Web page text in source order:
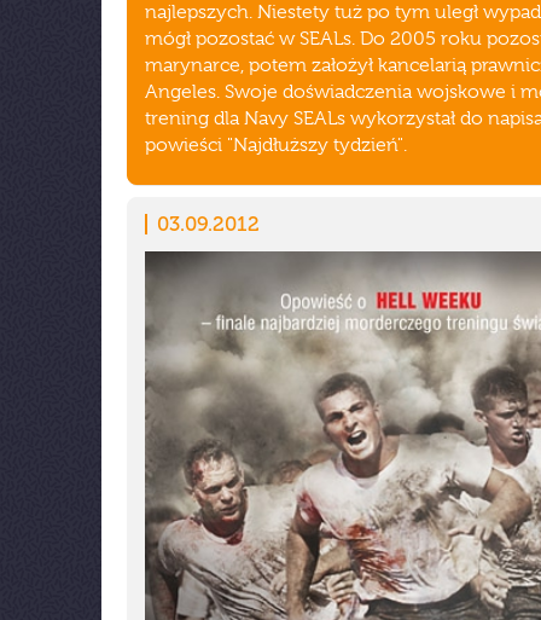
najlepszych. Niestety tuż po tym uległ
mógł pozostać w SEALs. Do 2005 roku
marynarce, potem założył kancelarią
Angeles. Swoje doświadczenia wojskowe i
trening dla Navy SEALs wykorzystał do
powieści "Najdłuższy tydzień".
03.09.2012